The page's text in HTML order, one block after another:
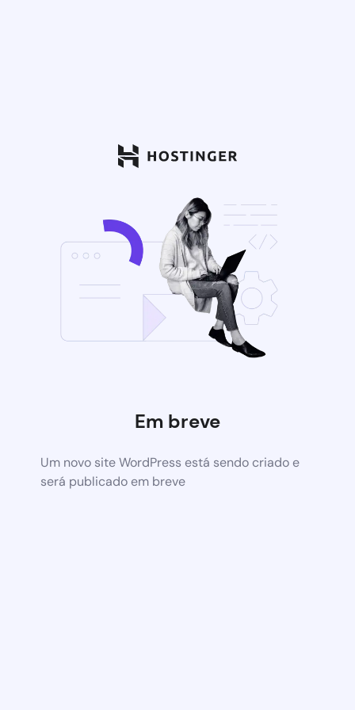
Em breve
Um novo site WordPress está sendo criado e
será publicado em breve